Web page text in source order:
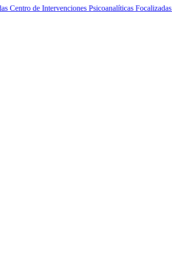
Centro de Intervenciones Psicoanalíticas Focalizadas